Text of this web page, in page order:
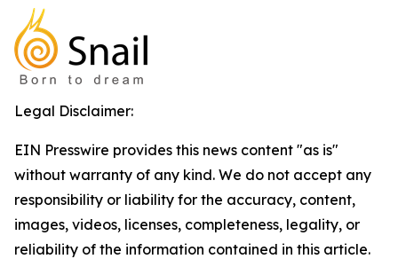
Legal Disclaimer:
EIN Presswire provides this news content "as is"
without warranty of any kind. We do not accept any
responsibility or liability for the accuracy, content,
images, videos, licenses, completeness, legality, or
reliability of the information contained in this article.